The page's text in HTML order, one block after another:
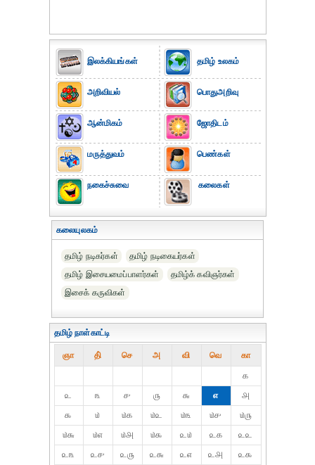
இலக்கியங்கள்
அறிவியல்
ஆன்மிகம்
மருத்துவம்
நகைச்சுவை
தமிழ் உலகம்
பொதுஅறிவு
ஜோதிடம்
பெண்கள்
கலைகள்
கலையுலகம்
தமிழ் நடிகர்கள்
தமிழ் நடிகையர்கள்
தமிழ் இசையமைப்பாளர்கள்
தமிழ்க் கவிஞர்கள்
இசைக் கருவிகள்
தமிழ் நாள்காட்டி
ஞா தி் செ அ வி வெ கா
௧
௨
௩ ௪ ௫ ௬ ௭
௮
௯
௰ ௰௧ ௰௨ ௰௩ ௰௪
௰௫
௰௬
௰௭ ௰௮ ௰௯ ௨௰ ௨௧
௨௨
௨௩
௨௪ ௨௫ ௨௬ ௨௭ ௨௮
௨௯